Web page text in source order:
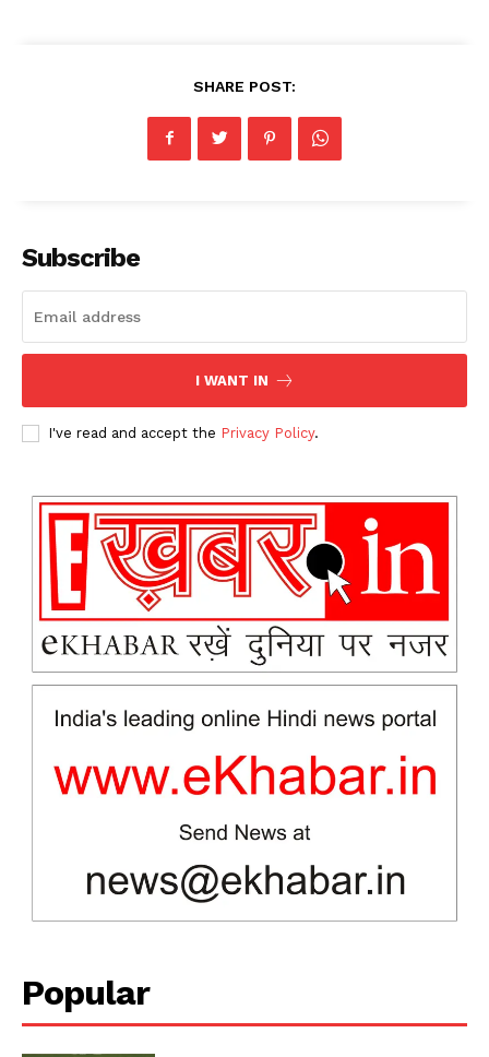
SHARE POST:
Subscribe
I WANT IN
I've read and accept the Privacy Policy.
Popular